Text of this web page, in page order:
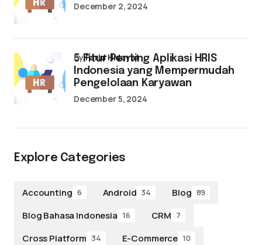
December 2, 2024
5 Fitur Penting Aplikasi HRIS
Indonesia yang Mempermudah
Pengelolaan Karyawan
byFarid Hidayat
December 5, 2024
Explore Categories
Accounting 6 Android 34 Blog 89
Blog Bahasa Indonesia 16 CRM 7
Cross Platform 34 E-Commerce 10